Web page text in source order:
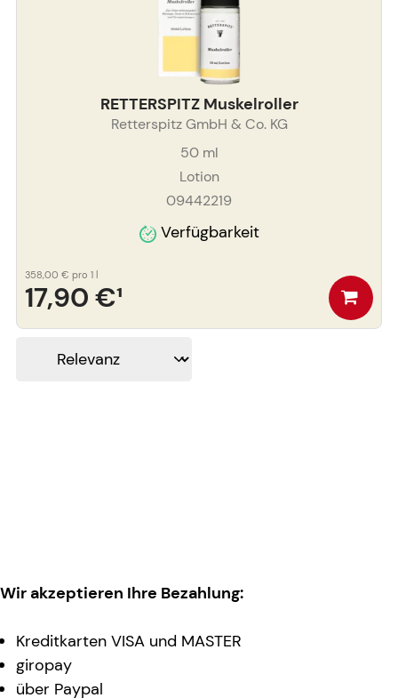
RETTERSPITZ Muskelroller
Retterspitz GmbH & Co. KG
50ml
Lotion
09442219
Verfügbarkeit
17,90 €¹
358,00 € pro 1 l
Wir akzeptieren Ihre Bezahlung:
Kreditkarten VISA und MASTER
giropay
über Paypal